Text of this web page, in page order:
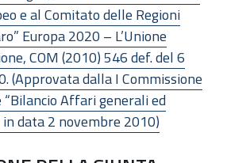
e al Comitato delle Regioni
Europa 2020 – L’Unione
COM (2010) 546 def. del 6
(Approvata dalla I Commissione
Affari generali ed
data 2 novembre 2010)